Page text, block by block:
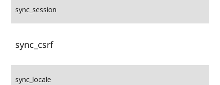
sync_session
sync_csrf
sync_locale